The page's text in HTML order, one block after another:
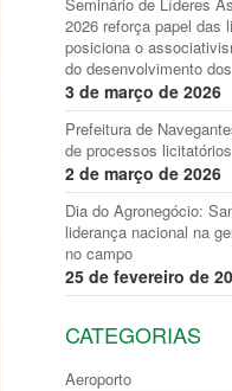
2026 reforça papel das
posiciona o
do desenvolvimento
3 de março de 2026
Prefeitura de
de processos licitatórios
2 de março de 2026
Dia do Agronegócio:
liderança nacional na
no campo
25 de fevereiro de
CATEGORIAS
Aeroporto